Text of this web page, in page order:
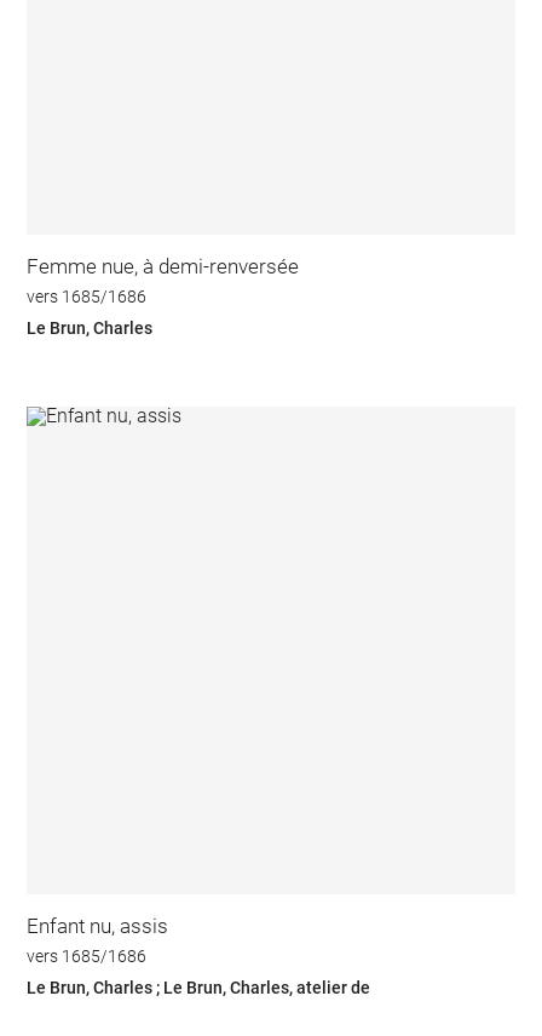
Femme nue, à demi-renversée
vers 1685/1686
Le Brun, Charles
Enfant nu, assis
vers 1685/1686
Le Brun, Charles ; Le Brun, Charles, atelier de